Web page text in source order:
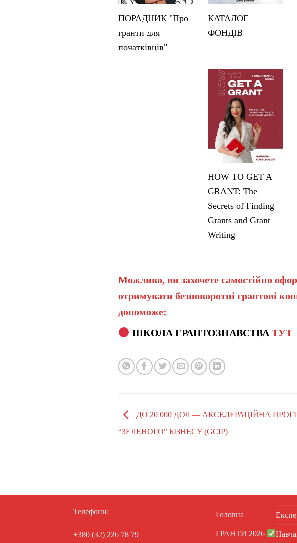
ПОРАДНИК "Про
гранти для
початківців"
КАТАЛОГ
ФОНДІВ
HOW TO GET A
GRANT: The
Secrets of Finding
Grants and Grant
Writing
Можливо, ви захочете самостійно
отримувати безповоротні грантові
допоможе:
ШКОЛА ГРАНТОЗНАВСТВА ТУТ
ДО 20 000 ДОЛ — АКСЕЛЕРАЦІЙНА
“ЗЕЛЕНОГО” БІЗНЕСУ (GCIP)
Телефони:
+380 (32) 226 78 79
Головна
ГРАНТИ 2026